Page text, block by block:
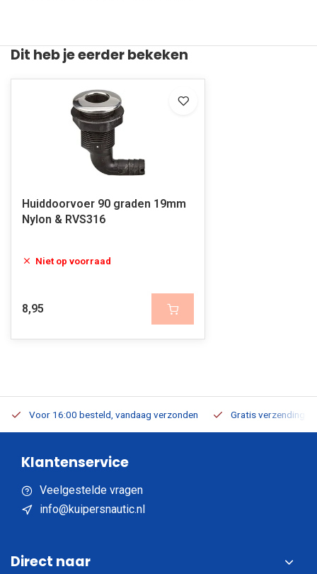
Dit heb je eerder bekeken
Huiddoorvoer 90 graden 19mm
Nylon & RVS316
Niet op voorraad
8,95
Voor 16:00 besteld, vandaag verzonden Gratis verzending
Klantenservice
Veelgestelde vragen
info@kuipersnautic.nl
Direct naar